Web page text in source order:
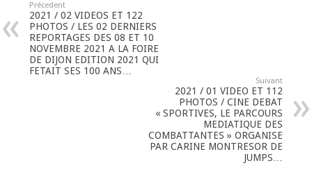
Précedent
2021 / 02 VIDEOS ET 122
PHOTOS / LES 02 DERNIERS
REPORTAGES DES 08 ET 10
NOVEMBRE 2021 A LA FOIRE
DE DIJON EDITION 2021 QUI
FETAIT SES 100 ANS…
Suivant
2021 / 01 VIDEO ET 112
PHOTOS / CINE DEBAT
« SPORTIVES, LE PARCOURS
MEDIATIQUE DES
COMBATTANTES » ORGANISE
PAR CARINE MONTRESOR DE
JUMPS…